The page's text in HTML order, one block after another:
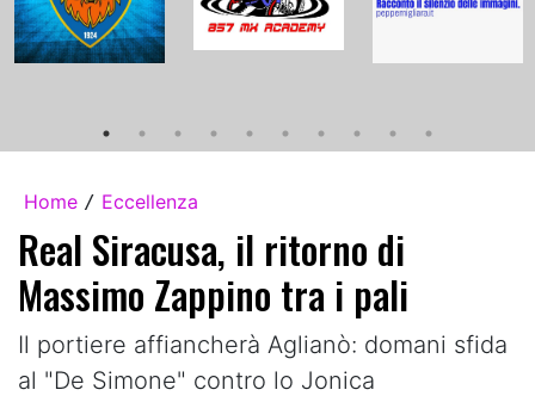
Home / Eccellenza
Real Siracusa, il ritorno di
Massimo Zappino tra i pali
Il portiere affiancherà Aglianò: domani sfida
al "De Simone" contro lo Jonica